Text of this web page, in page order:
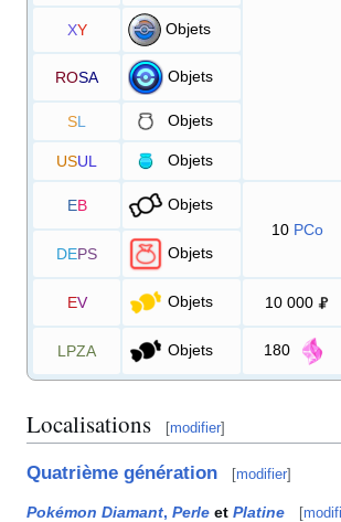
XY Objets
ROSA Objets
SL Objets
USUL Objets
EB
Objets
10 PCo
DEPS Objets
EV Objets 10 000
LPZA Objets 180
Localisations [modifier]
Quatrième génération [modifier]
Pokémon Diamant, Perle et Platine [